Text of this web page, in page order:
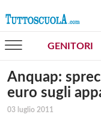
GENITORI
Anquap:
euro sugli
03 luglio 2011